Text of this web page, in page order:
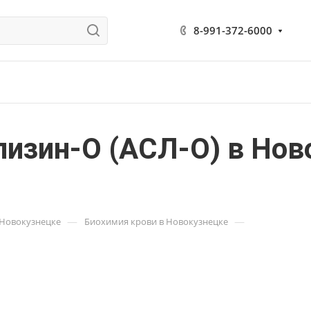
8-991-372-6000
О (АСЛ-О) в
— Биохимия крови в Новокузнецке —